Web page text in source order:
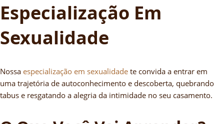
Especialização Em
Sexualidade
Nossa especialização em sexualidade te convida a entrar em
uma trajetória de autoconhecimento e descoberta, quebrando
tabus e resgatando a alegria da intimidade no seu casamento.